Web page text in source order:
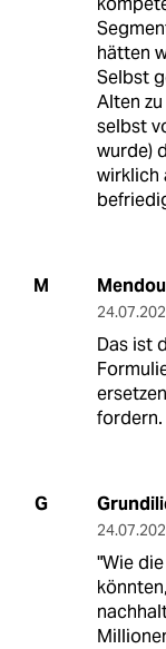
hätten
Selbst
Alten
selbst
wurde)
wirklich
M Mendou
Das ist
fordern.
G
"Wie